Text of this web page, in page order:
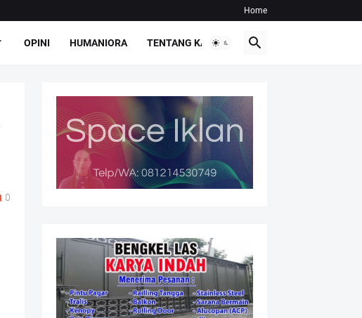
Home
OPINI HUMANIORA TENTANG KAMI
0